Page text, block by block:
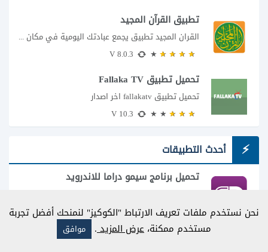
تطبيق القرآن المجيد
القران المجيد تطبيق يجمع عبادتك اليومية في مكان واحد إذا كنت تبحث عن تطبيق...
تحميل تطبيق Fallaka TV
تحميل تطبيق fallakatv اخر اصدار
أحدث التطبيقات
تحميل برنامج سيمو دراما للاندرويد
7.1
تطبيق سانجو
نحن نستخدم ملفات تعريف الارتباط "الكوكيز" لنمنحك أفضل تجربة
مستخدم ممكنة، عرض المزيد. موافق